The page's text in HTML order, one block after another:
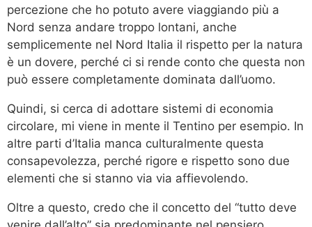
percezione che ho potuto avere viaggiando più a
Nord senza andare troppo lontani, anche
semplicemente nel Nord Italia il rispetto per la natura
è un dovere, perché ci si rende conto che questa non
può essere completamente dominata dall’uomo.
Quindi, si cerca di adottare sistemi di economia
circolare, mi viene in mente il Tentino per esempio. In
altre parti d’Italia manca culturalmente questa
consapevolezza, perché rigore e rispetto sono due
elementi che si stanno via via affievolendo.
Oltre a questo, credo che il concetto del “tutto deve